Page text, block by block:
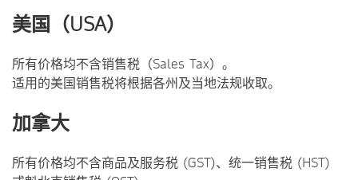
美国（USA）
所有价格均不含销售税（Sales Tax）。
适用的美国销售税将根据各州及当地法规收取。
加拿大
所有价格均不含商品及服务税 (GST)、统一销售税 (HST)